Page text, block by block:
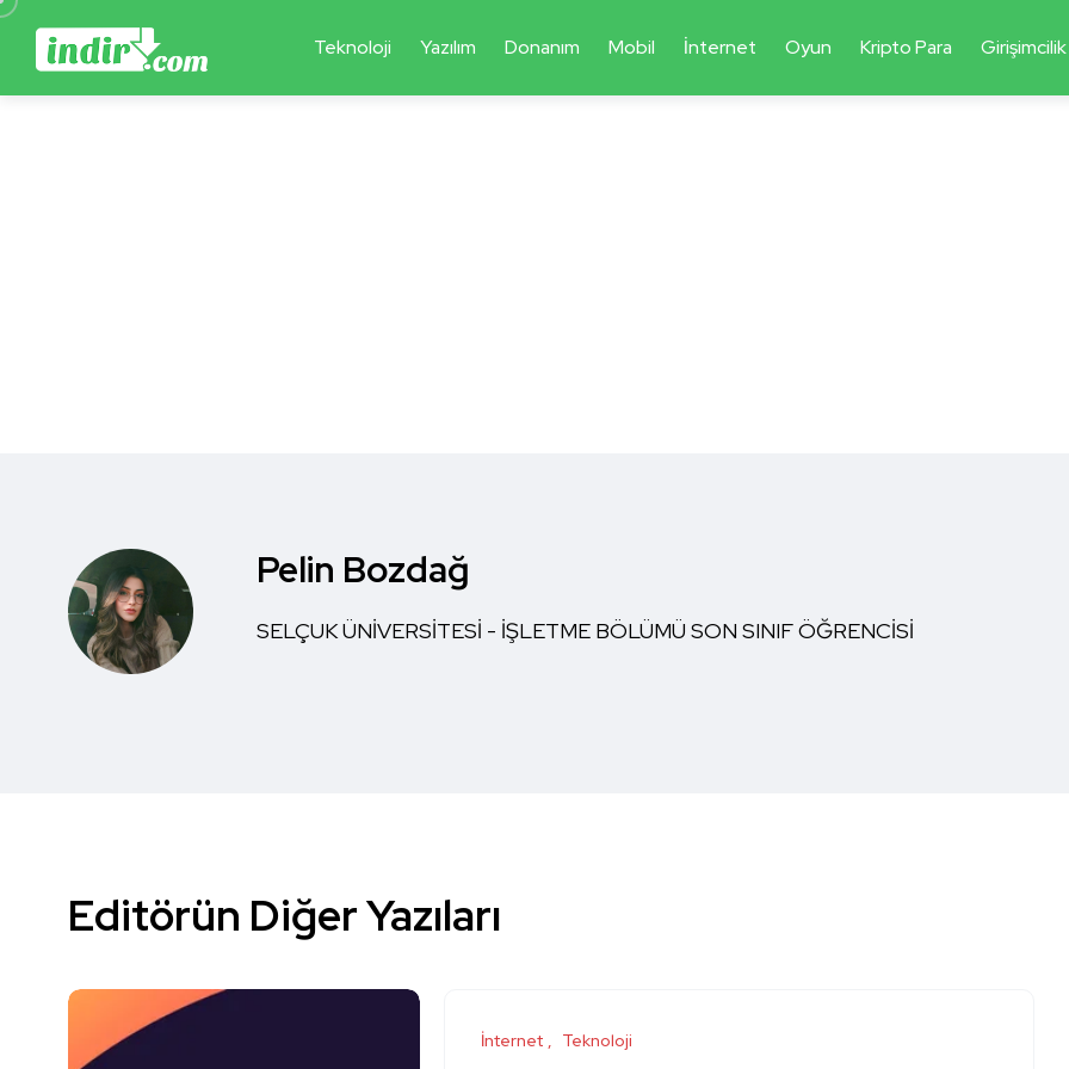
Teknoloji Yazılım Donanım Mobil İnternet Oyun Kripto Para Girişimcilik
Pelin Bozdağ
SELÇUK ÜNİVERSİTESİ - İŞLETME BÖLÜMÜ SON SINIF ÖĞRENCİSİ
Editörün Diğer Yazıları
İnternet Teknoloji